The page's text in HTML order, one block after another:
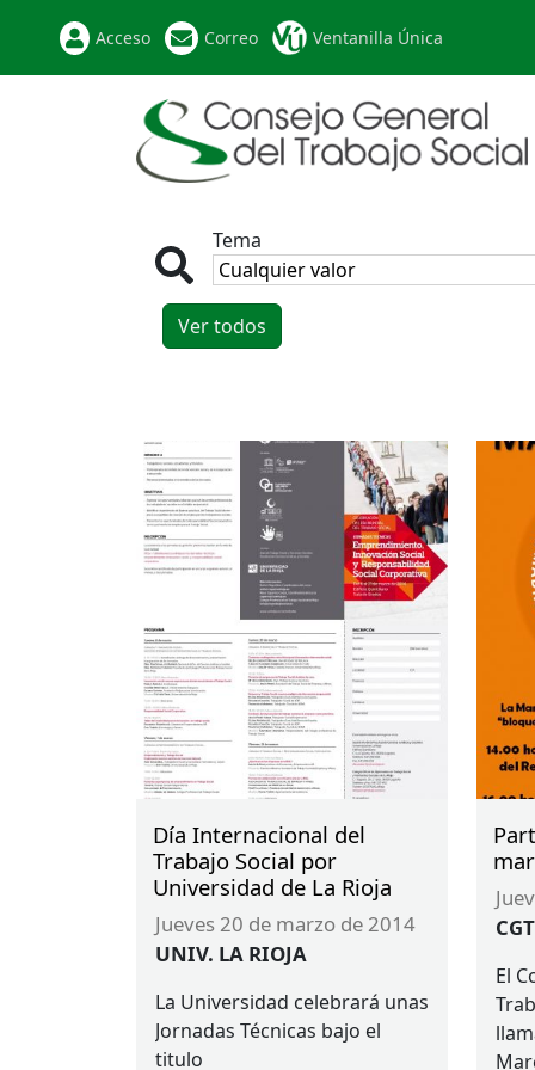
Acceso Correo Ventanilla Única
Tema
Día Internacional del
Trabajo Social por
Universidad de La Rioja
jueves 20 de marzo de 2014
UNIV. LA RIOJA
La Universidad celebrará unas
Jornadas Técnicas bajo el
titulo
El